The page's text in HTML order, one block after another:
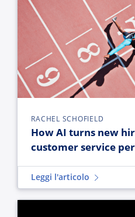
RACHEL SCHOFIELD
How AI turns new
customer service
Leggi l'articolo
You drew the map. But